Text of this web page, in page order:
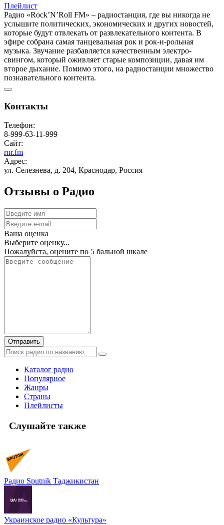
Плейлист
Радио «Rock’N’Roll FM» – радиостанция, где вы никогда не
услышите политических, экономических и других новостей,
которые будут отвлекать от развлекательного контента. В
эфире собрана самая танцевальная рок и рок-н-рольная
музыка. Звучание разбавляется качественным электро-
свингом, который оживляет старые композиции, давая им
второе дыхание. Помимо этого, на радиостанции множество
познавательного контента.
Контакты
Телефон:
8-999-63-11-999
Сайт:
rnr.fm
Адрес:
ул. Селезнева, д. 204, Краснодар, Россия
Отзывы о Радио
Ваша оценка
Выберите оценку...
Пожалуйста, оцените по 5 бальной шкале
Отправить
Каталог радио
Популярное
Жанры
Страны
Плейлисты
Слушайте также
Радио Sputnik Таджикистан
Украинское радио «Культура»